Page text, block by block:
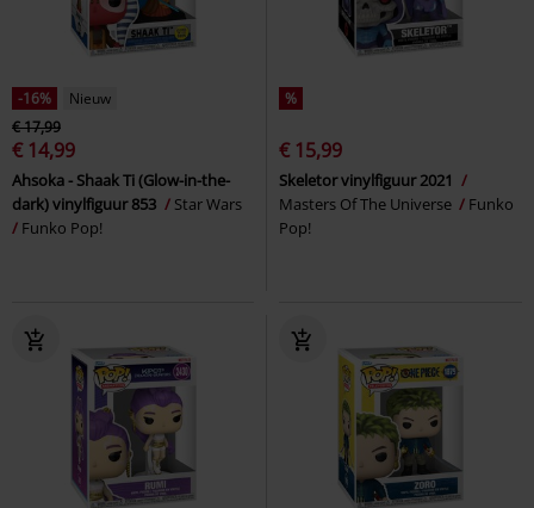
-16%
Nieuw
€ 17,99
€ 14,99
Ahsoka - Shaak Ti (Glow-in-the-
dark) vinylfiguur 853
Star Wars
Funko Pop!
%
€ 15,99
Skeletor vinylfiguur 2021
Masters Of The Universe
Funko
Pop!